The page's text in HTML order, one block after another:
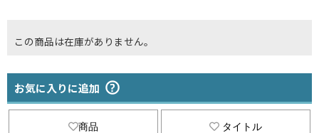
この商品は在庫がありません。
お気に入りに追加
商品 タイトル